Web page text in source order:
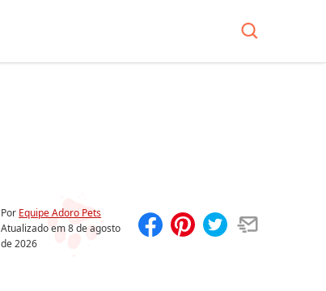
Por Equipe Adoro Pets
Atualizado em8 de agosto
de 2026